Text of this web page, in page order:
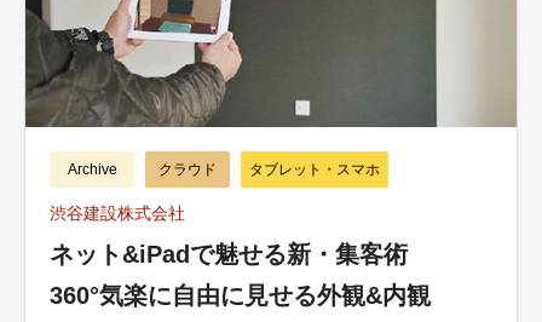
Archive クラウド タブレット・スマホ
渋谷建設株式会社
ネット&iPadで魅せる新・集客術
360°気楽に自由に見せる外観&内観